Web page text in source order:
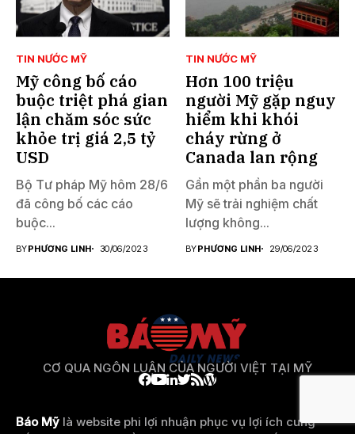
TIN NƯỚC MỸ
Mỹ công bố cáo
buộc triệt phá gian
lận chăm sóc sức
khỏe trị giá 2,5 tỷ
USD
Bộ Tư pháp Mỹ hôm 28/6
đã công bố các cáo
buộc...
BYPHƯƠNG LINH 30/06/2023
TIN NƯỚC MỸ
Hơn 100 triệu
người Mỹ gặp nguy
hiểm khi khói
cháy rừng ở
Canada lan rộng
Gần một phần ba người
Mỹ sẽ trải nghiệm chất
lượng không...
BYPHƯƠNG LINH 29/06/2023
CƠ QUA NGÔN LUẬN CỦA NGƯỜI VIỆT TẠI MỸ
Báo Mỹ là website phi lợi nhuận phục vụ lợi ích cung